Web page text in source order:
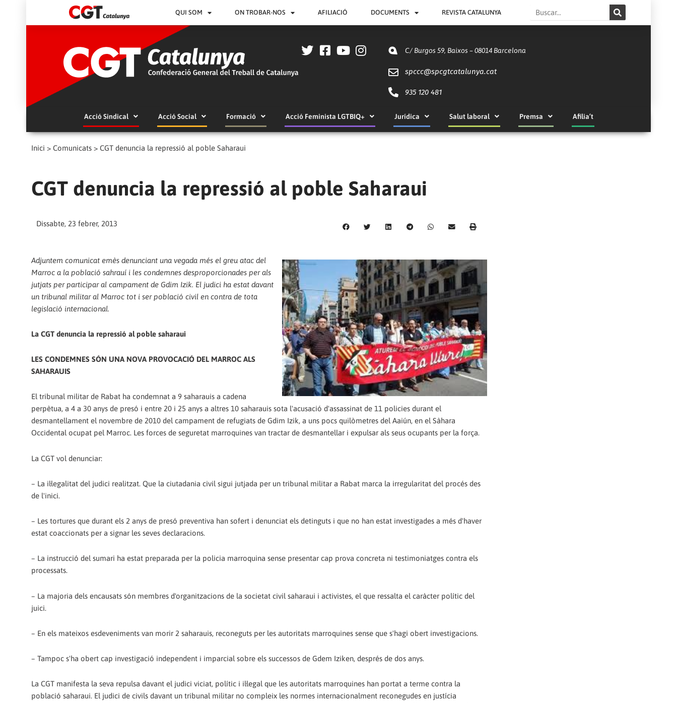
QUI SOM ON TROBAR-NOS AFILIACIÓ DOCUMENTS REVISTA CATALUNYA Search
C/ Burgos 59, Baixos – 08014 Barcelona
spccc@spcgtcatalunya.cat
935 120 481
Acció Sindical Acció Social Formació Acció Feminista LGTBIQ+ Jurídica Salut laboral Premsa Afilia’t
Inici > Comunicats > CGT denuncia la repressió al poble Saharaui
CGT denuncia la repressió al poble Saharaui
Dissabte, 23 febrer, 2013
Adjuntem comunicat emès denunciant una vegada més el greu atac del
Marroc a la població sahrauí i les condemnes desproporcionades per als
jutjats per participar al campament de Gdim Izik. El judici ha estat davant
un tribunal militar al Marroc tot i ser població civil en contra de tota
legislació internacional.
La CGT denuncia la repressió al poble saharaui
LES CONDEMNES SÓN UNA NOVA PROVOCACIÓ DEL MARROC ALS
SAHARAUIS
El tribunal militar de Rabat ha condemnat a 9 saharauis a cadena
perpètua, a 4 a 30 anys de presó i entre 20 i 25 anys a altres 10 saharauis sota l'acusació d'assassinat de 11 policies durant el
desmantellament el novembre de 2010 del campament de refugiats de Gdim Izik, a uns pocs quilòmetres del Aaiún, en el Sàhara
Occidental ocupat pel Marroc. Les forces de seguretat marroquines van tractar de desmantellar i expulsar als seus ocupants per la força.
La CGT vol denunciar:
– La il·legalitat del judici realitzat. Que la ciutadania civil sigui jutjada per un tribunal militar a Rabat marca la irregularitat del procés des
de l'inici.
– Les tortures que durant els 2 anys de presó preventiva han sofert i denunciat els detinguts i que no han estat investigades a més d'haver
estat coaccionats per a signar les seves declaracions.
– La instrucció del sumari ha estat preparada per la policia marroquina sense presentar cap prova concreta ni testimoniatges contra els
processats.
– La majoria dels encausats són membres d'organitzacions de la societat civil saharaui i activistes, el que ressalta el caràcter polític del
juici.
– En els mateixos esdeveniments van morir 2 saharauis, reconeguts per les autoritats marroquines sense que s'hagi obert investigacions.
– Tampoc s'ha obert cap investigació independent i imparcial sobre els successos de Gdem Iziken, després de dos anys.
La CGT manifesta la seva repulsa davant el judici viciat, polític i il·legal que les autoritats marroquines han portat a terme contra la
població saharaui. El judici de civils davant un tribunal militar no compleix les normes internacionalment reconegudes en justícia